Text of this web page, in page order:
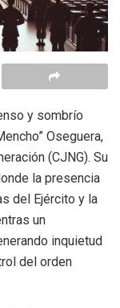
y sombrío
Oseguera,
(CJNG). Su
la presencia
del Ejército y la
un
inquietud
del orden